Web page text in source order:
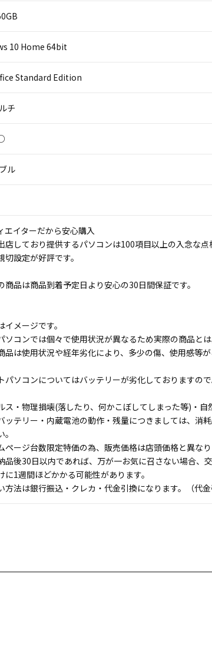
10 Home 64bit
Standard Edition
チ
ル
エイターだから安心購入
店しており提供するパソコンは100項目以上の入念な
切設定が好評です。
商品は商品到着予定日より安心の30日間保証です。
メージです。
ソコンでは個々で使用状況が異なるため実際の商品とは
は使用状況や経年劣化により、多少の傷、使用感等が
パソコンについてはバッテリーが劣化しておりますので
ス・物理損壊(落したり、何かこぼしてしまった等)・自
ッテリー・内蔵電池の動作・残量につきましては、消
ージ台数限定特価の為、販売価格は店頭価格と異なり
品後30日以内であれば、万が一お気に召さない場合、
1週間ほどかかる可能性があります。
方法は銀行振込・クレカ・代金引換になります。（代